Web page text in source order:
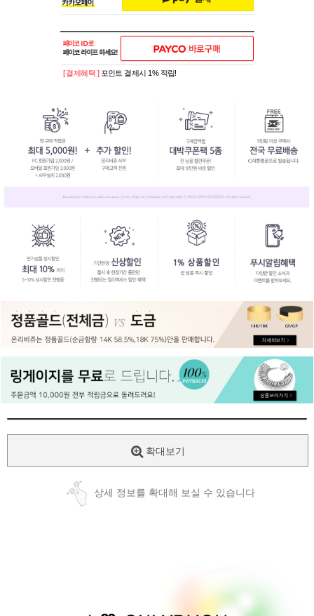
페이코 ID로
PAYCO 바로
[ 결제혜택 ] 포인트 결제시 1% 적립!
확대보기
상세 정보를 확대해 보실 수 있습니다